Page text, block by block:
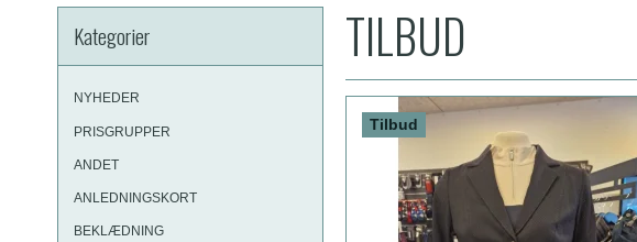
Kategorier
NYHEDER
PRISGRUPPER
ANDET
ANLEDNINGSKORT
BEKLÆDNING
TILBUD
Tilbud